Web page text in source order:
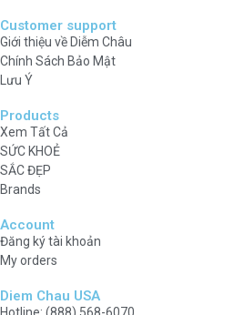
Customer support
Giới thiệu về Diễm Châu
Chính Sách Bảo Mật
Lưu Ý
Products
Xem Tất Cả
SỨC KHOẺ
SẮC ĐẸP
Brands
Account
Đăng ký tài khoản
My orders
Diem Chau USA